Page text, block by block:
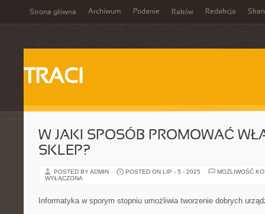
Strona główna Archiwum Podanie Raków Redakcja
TRACI
W JAKI SPOSÓB PROMOWAĆ
SKLEP?
POSTED BY ADMIN POSTED ON LIP - 5 - 2025
MOŻLIWOŚĆ
WYŁĄCZONA
Informatyka w sporym stopniu umożliwia tworzenie dobrych